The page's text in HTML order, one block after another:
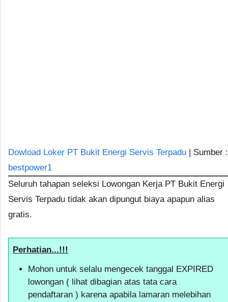
Dowload Loker PT Bukit Energi Servis Terpadu | Sumber :
bestpower1
Seluruh tahapan seleksi Lowongan Kerja PT Bukit Energi
Servis Terpadu tidak akan dipungut biaya apapun alias
gratis.
Perhatian...!!!
Mohon untuk selalu mengecek tanggal EXPIRED
lowongan ( lihat dibagian atas tata cara
pendaftaran ) karena apabila lamaran melebihan